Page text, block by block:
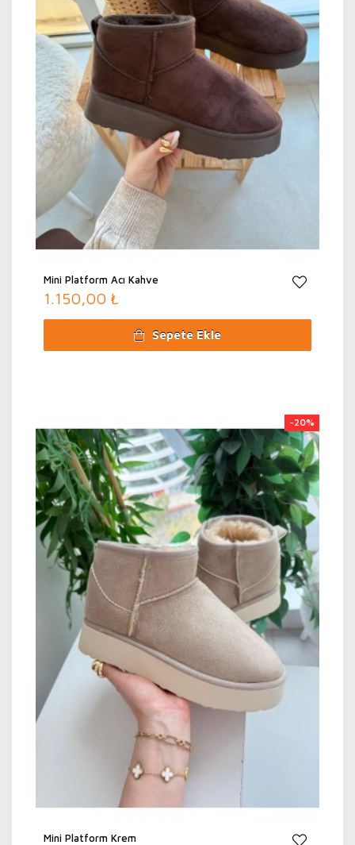
Mini Platform Acı Kahve
1.150,00 ₺
Sepete Ekle
-20%
Mini Platform Krem